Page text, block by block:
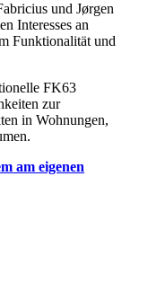
und Jørgen
Interesses an
Funktionalität und
FK63
zur
in Wohnungen,
am eigenen